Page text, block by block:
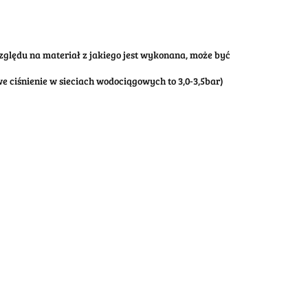
na materiał z jakiego jest wykonana, może być
w sieciach wodociągowych to 3,0-3,5bar)